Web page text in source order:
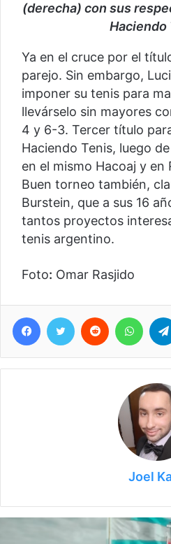
(derecha) con sus
Haciendo
Ya en el cruce por el
parejo. Sin embargo,
imponer su tenis para
llevárselo sin mayores
4 y 6-3. Tercer título
Haciendo Tenis, luego
en el mismo Hacoaj y en
Buen torneo también,
Burstein, que a sus 16
tantos proyectos
tenis argentino.
Foto: Omar Rasjido
Facebook
Twitter Reddit
Joel